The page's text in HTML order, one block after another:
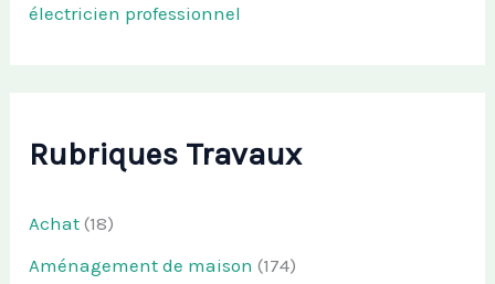
électricien professionnel
Rubriques Travaux
Achat (18)
Aménagement de maison (174)